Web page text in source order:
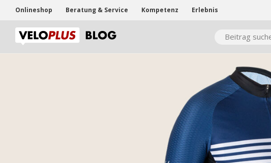
Onlineshop Beratung & Service Kompetenz Erlebnis